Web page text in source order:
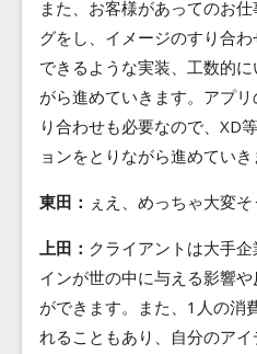
また、お客様があってのお
グをし、イメージのすり合
できるような実装、工数的
がら進めていきます。アプ
り合わせも必要なので、XD
ョンをとりながら進めていき
東田： ぇえ、めっちゃ大変
上田： クライアントは大手
インが世の中に与える影響
ができます。また、1人の消
れることもあり、自分のア